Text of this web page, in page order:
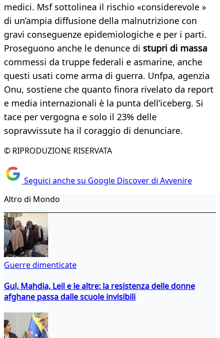
medici. Msf sottolinea il rischio «considerevole »
di un’ampia diffusione della malnutrizione con
gravi conseguenze epidemiologiche e per i parti.
Proseguono anche le denunce di stupri di massa
commessi da truppe federali e asmarine, anche
questi usati come arma di guerra. Unfpa, agenzia
Onu, sostiene che quanto finora rivelato da report
e media internazionali è la punta dell’iceberg. Si
tace per vergogna e solo il 23% delle
sopravvissute ha il coraggio di denunciare.
© RIPRODUZIONE RISERVATA
Seguici anche su Google Discover di Avvenire
Altro di Mondo
Guerre dimenticate
Gul, Mahdia, Leil e le altre: la resistenza delle donne
afghane passa dalle scuole invisibili